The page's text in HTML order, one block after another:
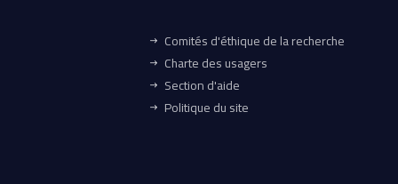
Comités d'éthique de la recherche
Charte des usagers
Section d'aide
Politique du site